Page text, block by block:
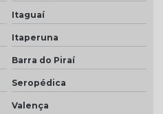
Itaguaí
Itaperuna
Barra do Piraí
Seropédica
Valença